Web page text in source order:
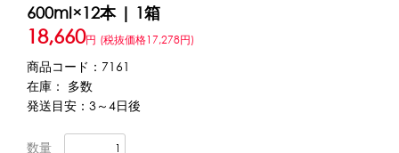
紙カップ
スプーン
フローズンドリンク材料
600ml×12本 | 1箱
18,660円 (税抜価格17,278円)
商品コード：7161
在庫： 多数
発送目安：3～4日後
数量